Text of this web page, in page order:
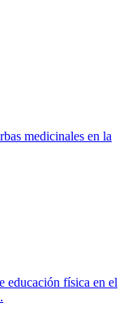
medicinales en la
educación física en el